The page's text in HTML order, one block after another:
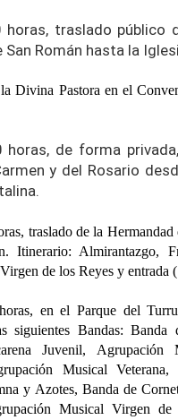
horas, traslado público
San Román hasta la
Divina Pastora en el
horas, de forma
y del Rosario
traslado de la
Itinerario: Almirantazgo,
de los Reyes y entrada
en el Parque del
siguientes Bandas:
Juvenil,
Musical
y Azotes, Banda de
Musical Virgen